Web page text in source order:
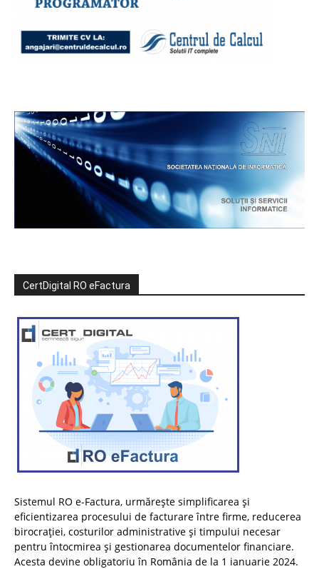
CertDigital RO eFactura
Sistemul RO e-Factura, urmărește simplificarea și
eficientizarea procesului de facturare între firme, reducerea
birocrației, costurilor administrative și timpului necesar
pentru întocmirea și gestionarea documentelor financiare.
Acesta devine obligatoriu în România de la 1 ianuarie 2024.